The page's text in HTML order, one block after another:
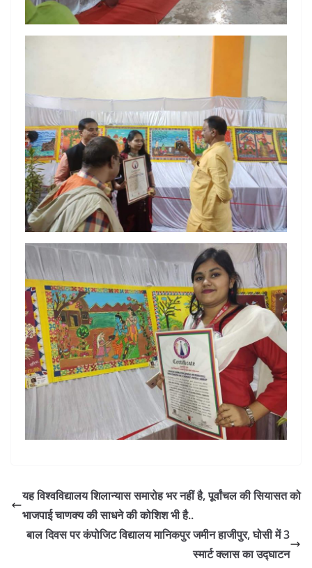
यह विश्वविद्यालय शिलान्यास समारोह भर नहीं है, पूर्वांचल की सियासत को
भाजपाई चाणक्य की साधने की कोशिश भी है..
बाल दिवस पर कंपोजिट विद्यालय मानिकपुर जमीन हाजीपुर, घोसी में 3
स्मार्ट क्लास का उद्घाटन